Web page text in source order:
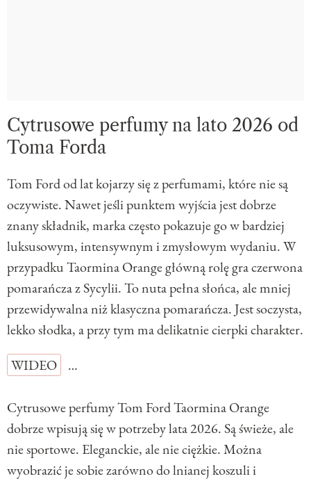
Cytrusowe perfumy na lato 2026 od
Toma Forda
Tom Ford od lat kojarzy się z perfumami, które nie są
oczywiste. Nawet jeśli punktem wyjścia jest dobrze
znany składnik, marka często pokazuje go w bardziej
luksusowym, intensywnym i zmysłowym wydaniu. W
przypadku Taormina Orange główną rolę gra czerwona
pomarańcza z Sycylii. To nuta pełna słońca, ale mniej
przewidywalna niż klasyczna pomarańcza. Jest soczysta,
lekko słodka, a przy tym ma delikatnie cierpki charakter.
WIDEO
…
Cytrusowe perfumy Tom Ford Taormina Orange
dobrze wpisują się w potrzeby lata 2026. Są świeże, ale
nie sportowe. Eleganckie, ale nie ciężkie. Można
wyobrazić je sobie zarówno do lnianej koszuli i